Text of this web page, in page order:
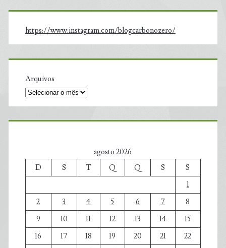
https://www.instagram.com/blogcarbonozero/
Arquivos
agosto 2026
D
S T Q Q S
S
1
2
3 4 5 6 7
8
9
10 11 12 13 14
15
16
17 18 19 20 21
22